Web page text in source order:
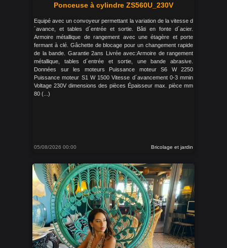
Ponceuse à cylindre ZS560U_230V
Equipé avec un convoyeur permettant la variation de la vitesse d
´avance, et tables d´entrée et sortie. Bâti en fonte d´acier.
Armoire métallique de rangement avec une étagère et porte
fermant à clé. Gâchette de blocage pour un changement rapide
de la bande. Garantie 2ans Livrée avec:Armoire de rangement
métallique, tables d´entrée et sortie, une bande abrasive.
Données sur les moteurs Puissance moteur S6 W 2250
Puissance moteur S1 W 1500 Vitesse d´avancement 0-3 mmin
Voltage 230V dimensions des pièces Épaisseur max. pièce mm
80 (...)
05/08/2026 00:00 Bricolage et jardin